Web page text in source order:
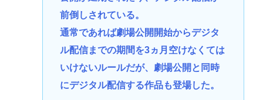
前倒しされている。
通常であれば劇場公開開始からデジタ
ル配信までの期間を3ヵ月空けなくては
いけないルールだが、劇場公開と同時
にデジタル配信する作品も登場した。